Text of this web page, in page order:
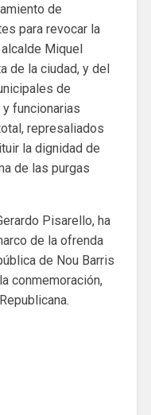
de
para revocar la
Miquel
de la ciudad, y del
de
funcionarias
represaliados
la dignidad de
de las purgas
Pisarello, ha
de la ofrenda
de Nou Barris
conmemoración,